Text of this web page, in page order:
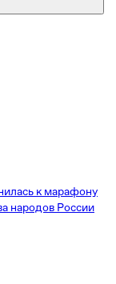
к марафону
народов России